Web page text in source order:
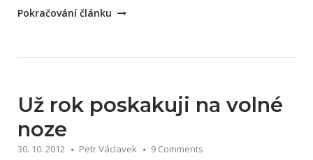
„Listopad
noze“
Pokračování článku
Už rok poskakuji na volné
noze
30. 10. 2012 Petr Václavek 9 Comments